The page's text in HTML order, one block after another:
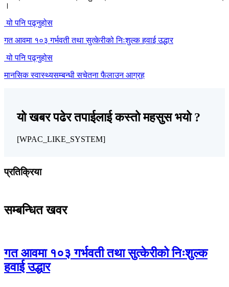
।
यो पनि पढ्नुहोस
गत आवमा १०३ गर्भवती तथा सुत्केरीको निःशुल्क हवाई उद्धार
यो पनि पढ्नुहोस
मानसिक स्वास्थ्यसम्बन्धी सचेतना फैलाउन आग्रह
यो खबर पढेर तपाईलाई कस्तो महसुस भयो ?
[WPAC_LIKE_SYSTEM]
प्रतिक्रिया
सम्बन्धित खवर
गत आवमा १०३ गर्भवती तथा सुत्केरीको निःशुल्क
हवाई उद्धार